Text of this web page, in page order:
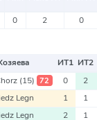
0 2 0
ИТ1 ИТ2
(15) 72 0 2
Legn 1 1
Legn 2 1